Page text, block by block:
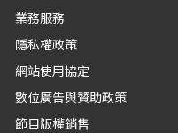
業務服務
隱私權政策
網站使用協定
數位廣告與贊助政策
節目版權銷售